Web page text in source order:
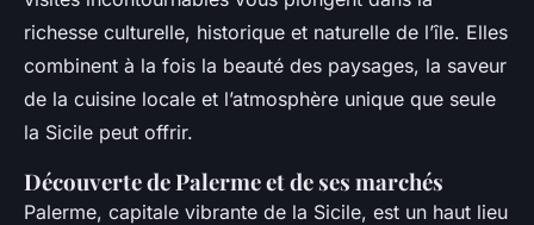
richesse culturelle, historique et naturelle de l’île. Elles
combinent à la fois la beauté des paysages, la saveur
de la cuisine locale et l’atmosphère unique que seule
la Sicile peut offrir.
Découverte de Palerme et de ses marchés
Palerme, capitale vibrante de la Sicile, est un haut lieu